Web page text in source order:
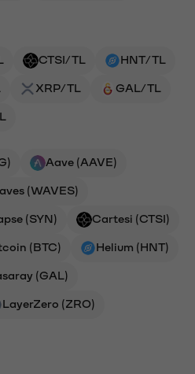
CTSI/TL HNT/TL
XRP/TL GAL/TL
Aave (AAVE)
(WAVES)
(SYN) Cartesi (CTSI)
(BTC) Helium (HNT)
(GAL)
LayerZero (ZRO)